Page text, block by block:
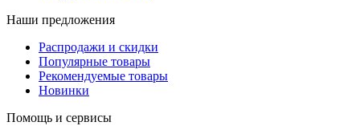
Наши предложения
Распродажи и скидки
Популярные товары
Рекомендуемые товары
Новинки
Помощь и сервисы